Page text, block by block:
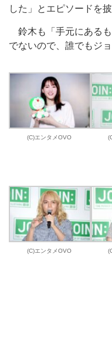
した」とエピソードを披
鈴木も「手元にある
でないので、誰でもジ
(C)エンタメOVO
(C)エンタメOVO